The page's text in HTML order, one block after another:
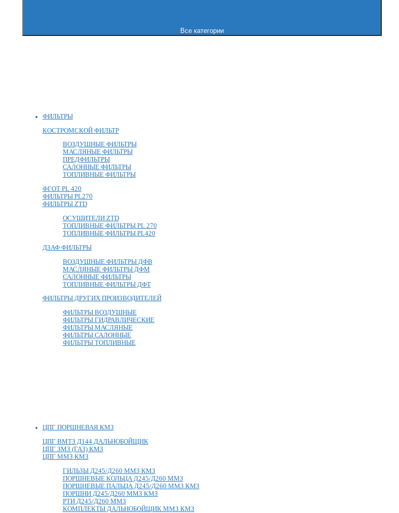
Все категории
ФИЛЬТРЫ
КОСТРОМСКОЙ ФИЛЬТР
ВОЗДУШНЫЕ ФИЛЬТРЫ
МАСЛЯНЫЕ ФИЛЬТРЫ
ПРЕДФИЛЬТРЫ
САЛОННЫЕ ФИЛЬТРЫ
ТОПЛИВНЫЕ ФИЛЬТРЫ
ФГОТ PL 420
ФИЛЬТРЫ PL270
ФИЛЬТРЫ ZTD
ОСУШИТЕЛИ ZTD
ТОПЛИВНЫЕ ФИЛЬТРЫ PL 270
ТОПЛИВНЫЕ ФИЛЬТРЫ PL420
ДЗАФ ФИЛЬТРЫ
ВОЗДУШНЫЕ ФИЛЬТРЫ ДФВ
МАСЛЯНЫЕ ФИЛЬТРЫ ДФМ
САЛОННЫЕ ФИЛЬТРЫ
ТОПЛИВНЫЕ ФИЛЬТРЫ ДФТ
ФИЛЬТРЫ ДРУГИХ ПРОИЗВОДИТЕЛЕЙ
ФИЛЬТРЫ ВОЗДУШНЫЕ
ФИЛЬТРЫ ГИДРАВЛИЧЕСКИЕ
ФИЛЬТРЫ МАСЛЯНЫЕ
ФИЛЬТРЫ САЛОННЫЕ
ФИЛЬТРЫ ТОПЛИВНЫЕ
ЦПГ ПОРШНЕВАЯ КМЗ
ЦПГ ВМТЗ Д144 ДАЛЬНОБОЙЩИК
ЦПГ ЗМЗ (ГАЗ) КМЗ
ЦПГ ММЗ КМЗ
ГИЛЬЗЫ Д245/Д260 ММЗ КМЗ
ПОРШНЕВЫЕ КОЛЬЦА Д245/Д260 ММЗ
ПОРШНЕВЫЕ ПАЛЬЦА Д245/Д260 ММЗ КМЗ
ПОРШНИ Д245/Д260 ММЗ КМЗ
РТИ Д245/Д260 ММЗ
КОМПЛЕКТЫ ДАЛЬНОБОЙЩИК ММЗ КМЗ